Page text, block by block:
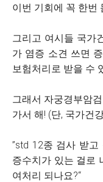
이번 기회에 꼭 한번
그리고 여시들 국가
가 염증 소견 쓰면
보험처리로 받을 수
그래서 자궁경부암
가서 해! (단, 국가건
”std 12종 검사 받고
증수치가 있는 걸로
여처리 되나요?“